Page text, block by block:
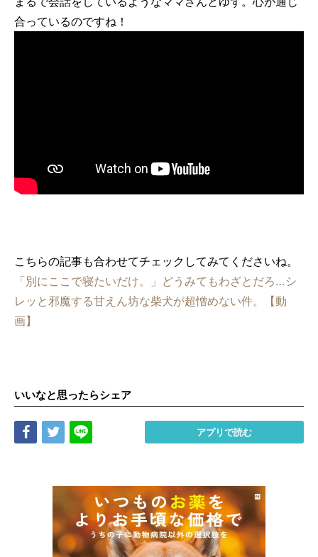
合っているのですね！
こちらの記事も合わせてチェックしてみてくださいね。
「別にここで寝たいだけ。」どうみてもわざとだろ…シ
レッと邪魔する甘えん坊な柴犬が超憎めない件。【動
画】
いいなと思ったらシェア
Share Tweet アプリで読む